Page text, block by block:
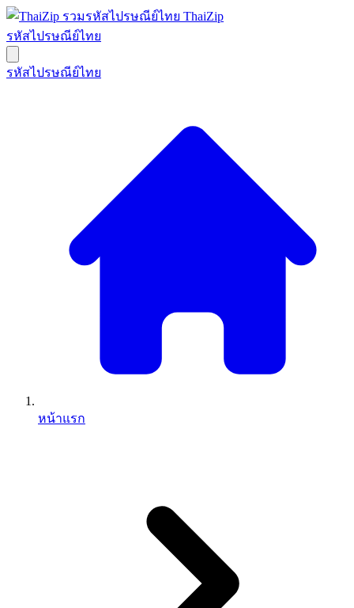
ThaiZip
รหัสไปรษณีย์ไทย
รหัสไปรษณีย์ไทย
หน้าแรก